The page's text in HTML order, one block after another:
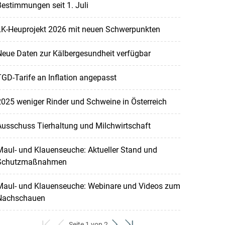
seit 1. Juli
Heuprojekt 2026 mit neuen Schwerpunkten
Daten zur Kälbergesundheit verfügbar
Tarife an Inflation angepasst
weniger Rinder und Schweine in Österreich
Tierhaltung und Milchwirtschaft
und Klauenseuche: Aktueller Stand und
und Klauenseuche: Webinare und Videos zum